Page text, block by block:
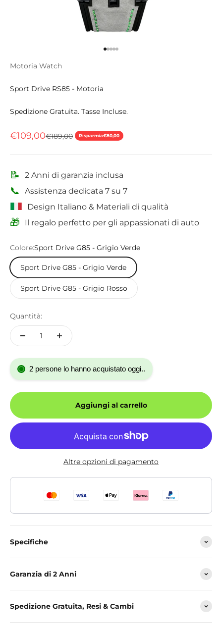
Motoria Watch
Sport Drive RS85 - Motoria
Spedizione Gratuita. Tasse Incluse.
Prezzo scontato
€109,00Prezzo
€189,00 Risparmia€80,00
📝 2 Anni di garanzia inclusa
📞
Assistenza dedicata 7 su 7
Design Italiano & Materiali di qualità
🎁 Il regalo perfetto per gli appassionati di auto
Colore:Sport Drive G85 - Grigio Verde
Sport Drive G85 - Grigio Verde
Sport Drive G85 - Grigio Rosso
Quantità:
2 persone lo hanno acquistato oggi..
Aggiungi al carrello
Altre opzioni di pagamento
Specifiche
Garanzia di 2 Anni
Spedizione Gratuita, Resi & Cambi